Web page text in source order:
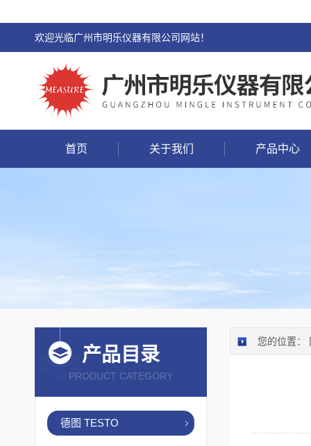
欢迎光临广州市明乐仪器有限公司网站！
首页 关于我们 产品中心
产品目录
PRODUCT CATEGORY
德图 TESTO
您的位置：